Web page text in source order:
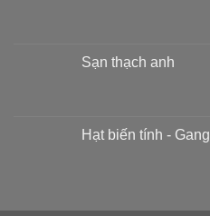
Sạn thạch anh
Hạt biến tính - Gang